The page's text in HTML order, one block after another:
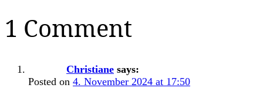
1 Comment
Christiane says:
Posted on 4. November 2024 at 17:50